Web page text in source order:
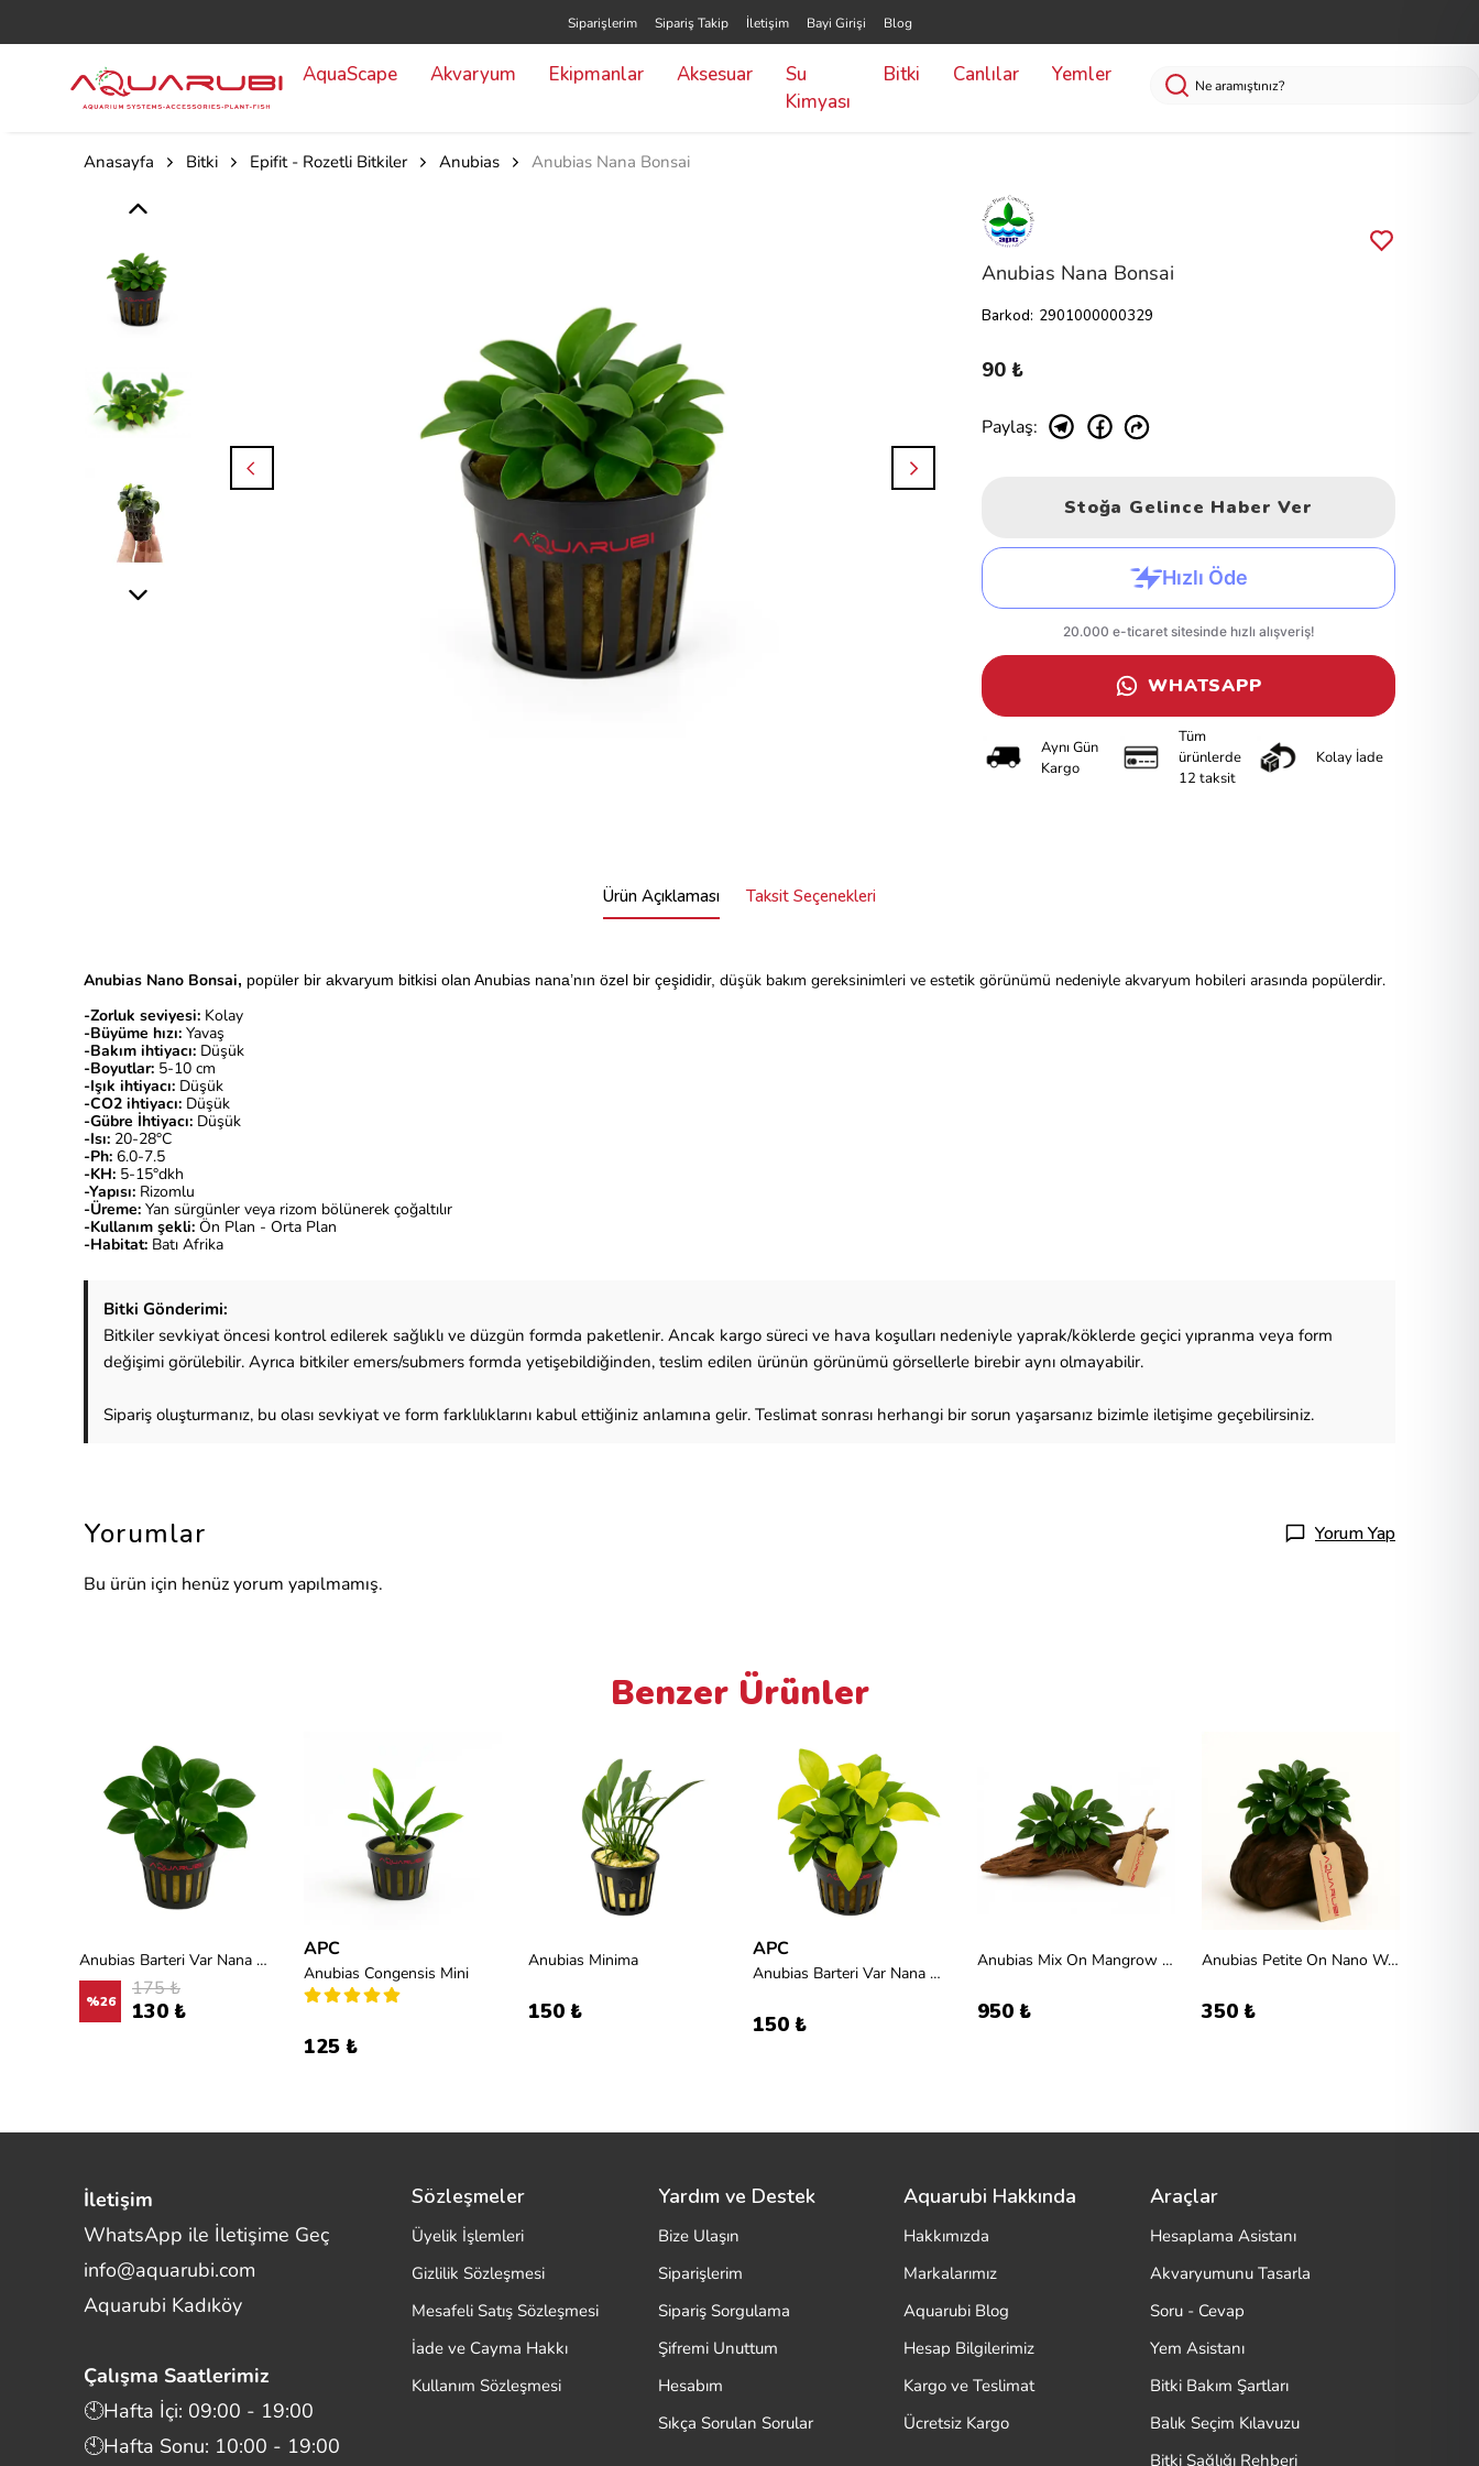
Siparişlerim Sipariş Takip İletişim Bayi Girişi Blog
AquaScape Akvaryum Ekipmanlar Aksesuar
Su
Kimyası
Bitki Canlılar Yemler
Anasayfa Bitki Epifit - Rozetli Bitkiler Anubias Anubias Nana Bonsai
Anubias Nana Bonsai
Barkod: 2901000000329
90 ₺
Paylaş:
Stoğa Gelince Haber Ver
WHATSAPP
Aynı Gün
Kargo
Tüm
ürünlerde
12 taksit
Kolay İade
Ürün Açıklaması Taksit Seçenekleri
Anubias Nano Bonsai, popüler bir akvaryum bitkisi olan Anubias nana’nın özel bir çeşididir, düşük bakım gereksinimleri ve estetik görünümü nedeniyle akvaryum hobileri arasında popülerdir.
-Zorluk seviyesi: Kolay
-Büyüme hızı: Yavaş
-Bakım ihtiyacı: Düşük
-Boyutlar: 5-10 cm
-Işık ihtiyacı: Düşük
-CO2 ihtiyacı: Düşük
-Gübre İhtiyacı: Düşük
-Isı: 20-28°C
-Ph: 6.0-7.5
-KH: 5-15°dkh
-Yapısı: Rizomlu
-Üreme: Yan sürgünler veya rizom bölünerek çoğaltılır
-Kullanım şekli: Ön Plan - Orta Plan
-Habitat: Batı Afrika
Bitki Gönderimi:
Bitkiler sevkiyat öncesi kontrol edilerek sağlıklı ve düzgün formda paketlenir. Ancak kargo süreci ve hava koşulları nedeniyle yaprak/köklerde geçici yıpranma veya form
değişimi görülebilir. Ayrıca bitkiler emers/submers formda yetişebildiğinden, teslim edilen ürünün görünümü görsellerle birebir aynı olmayabilir.
Sipariş oluşturmanız, bu olası sevkiyat ve form farklılıklarını kabul ettiğiniz anlamına gelir. Teslimat sonrası herhangi bir sorun yaşarsanız bizimle iletişime geçebilirsiniz.
Yorumlar Yorum Yap
Bu ürün için henüz yorum yapılmamış.
Benzer Ürünler
Anubias Barteri Var Nana Golden Coin
%26
175 ₺
130 ₺
APC
Anubias Congensis Mini
125 ₺
Anubias Minima
150 ₺
APC
Anubias Barteri Var Nana Golden
150 ₺
Anubias Mix On Mangrow 15-20cm
950 ₺
Anubias Petite On Nano Wood
350 ₺
Sözleşmeler
Üyelik İşlemleri
Gizlilik Sözleşmesi
Mesafeli Satış Sözleşmesi
İade ve Cayma Hakkı
Kullanım Sözleşmesi
Yardım ve Destek
Bize Ulaşın
Siparişlerim
Sipariş Sorgulama
Şifremi Unuttum
Hesabım
Sıkça Sorulan Sorular
Aquarubi Hakkında
Hakkımızda
Markalarımız
Aquarubi Blog
Hesap Bilgilerimiz
Kargo ve Teslimat
Ücretsiz Kargo
Araçlar
Hesaplama Asistanı
Akvaryumunu Tasarla
Soru - Cevap
Yem Asistanı
Bitki Bakım Şartları
Balık Seçim Kılavuzu
Bitki Sağlığı Rehberi
İletişim
WhatsApp ile İletişime Geç
info@aquarubi.com
Aquarubi Kadıköy
Çalışma Saatlerimiz
🕙Hafta İçi: 09:00 - 19:00
🕙Hafta Sonu: 10:00 - 19:00
Merhaba! Size nasıl yardımcı
olabilirim?
İletişim
Bilgi